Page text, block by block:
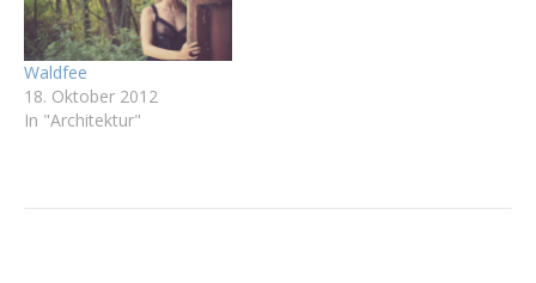
Waldfee
18. Oktober 2012
In "Architektur"